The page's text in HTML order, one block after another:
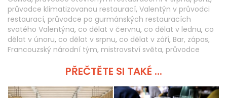
průvodce klimatizovanou restaurací, Valentýn v průvodci
restaurací, průvodce po gurmánských restauracích
svatého Valentýna, co dělat v červnu, co dělat v lednu, co
dělat v únoru, co dělat v srpnu, co dělat v září, Bar, zápas,
Francouzský národní tým, mistrovství světa, průvodce
PŘEČTĚTE SI TAKÉ ...